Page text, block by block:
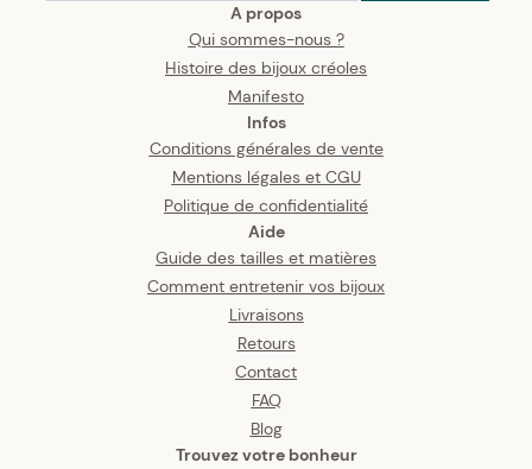
A propos
Qui sommes-nous ?
Histoire des bijoux créoles
Manifesto
Infos
Conditions générales de vente
Mentions légales et CGU
Politique de confidentialité
Aide
Guide des tailles et matières
Comment entretenir vos bijoux
Livraisons
Retours
Contact
FAQ
Blog
Trouvez votre bonheur